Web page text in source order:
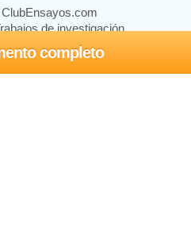
completo
de investigación